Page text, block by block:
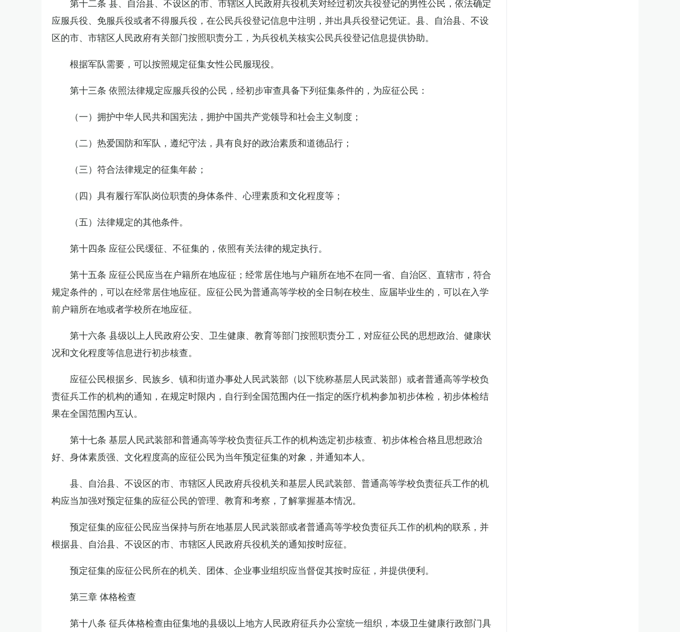
应服兵役、免服兵役或者不得服兵役，在公民兵役登记信息中注明，并出具兵役登记凭证。县、自治县、不设
区的市、市辖区人民政府有关部门按照职责分工，为兵役机关核实公民兵役登记信息提供协助。
根据军队需要，可以按照规定征集女性公民服现役。
第十三条 依照法律规定应服兵役的公民，经初步审查具备下列征集条件的，为应征公民：
（一）拥护中华人民共和国宪法，拥护中国共产党领导和社会主义制度；
（二）热爱国防和军队，遵纪守法，具有良好的政治素质和道德品行；
（三）符合法律规定的征集年龄；
（四）具有履行军队岗位职责的身体条件、心理素质和文化程度等；
（五）法律规定的其他条件。
第十四条 应征公民缓征、不征集的，依照有关法律的规定执行。
第十五条 应征公民应当在户籍所在地应征；经常居住地与户籍所在地不在同一省、自治区、直辖市，符合
规定条件的，可以在经常居住地应征。应征公民为普通高等学校的全日制在校生、应届毕业生的，可以在入学
前户籍所在地或者学校所在地应征。
第十六条 县级以上人民政府公安、卫生健康、教育等部门按照职责分工，对应征公民的思想政治、健康状
况和文化程度等信息进行初步核查。
应征公民根据乡、民族乡、镇和街道办事处人民武装部（以下统称基层人民武装部）或者普通高等学校负
责征兵工作的机构的通知，在规定时限内，自行到全国范围内任一指定的医疗机构参加初步体检，初步体检结
果在全国范围内互认。
第十七条 基层人民武装部和普通高等学校负责征兵工作的机构选定初步核查、初步体检合格且思想政治
好、身体素质强、文化程度高的应征公民为当年预定征集的对象，并通知本人。
县、自治县、不设区的市、市辖区人民政府兵役机关和基层人民武装部、普通高等学校负责征兵工作的机
构应当加强对预定征集的应征公民的管理、教育和考察，了解掌握基本情况。
预定征集的应征公民应当保持与所在地基层人民武装部或者普通高等学校负责征兵工作的机构的联系，并
根据县、自治县、不设区的市、市辖区人民政府兵役机关的通知按时应征。
预定征集的应征公民所在的机关、团体、企业事业组织应当督促其按时应征，并提供便利。
第三章 体格检查
第十八条 征兵体格检查由征集地的县级以上地方人民政府征兵办公室统一组织，本级卫生健康行政部门具